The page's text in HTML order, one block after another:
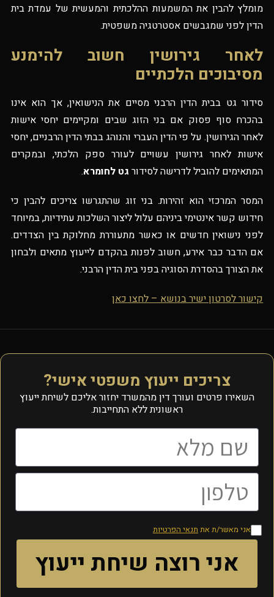
מומלץ להבין את המשמעות ההלכתית והמעשית של עמדת בית
הדין לפני שמגבשים אסטרטגיה משפטית.
לאחר גירושין חשוב להימנע
מסיבוכים הלכתיים
סידור גט בבית הדין הרבני מסיים את הנישואין, אך הוא אינו
בהכרח סוף פסוק אם בני הזוג שבים ומקיימים יחסי אישות
לאחר הגירושין. על פי הדין העברי והנוהג בבתי הדין הרבניים, יחסי
אישות לאחר גירושין עשויים לעורר ספק הלכתי, ובמקרים
המתאימים להוביל לדרישה לסידור גט לחומרא.
המסר המרכזי הוא זהירות. בני זוג שהתגרשו צריכים להבין כי
חידוש קשר אינטימי ביניהם עלול ליצור השלכות עתידיות, במיוחד
לפני נישואין חדשים או כאשר מתעוררת מחלוקת בין הצדדים.
אם הדבר כבר אירע, חשוב לפנות בהקדם לייעוץ מתאים ולבחון
את הצורך בהסדרת הסוגיה בפני בית הדין הרבני.
קישור לסרטון ישיר בנושא – לחצו כאן
צריכים ייעוץ משפטי אישי?
השאירו פרטים ועורך דין מהמשרד יחזור אליכם לשיחת ייעוץ
ראשונית ללא התחייבות.
אני מאשר/ת את תנאי הפרטיות
אני רוצה שיחת ייעוץ